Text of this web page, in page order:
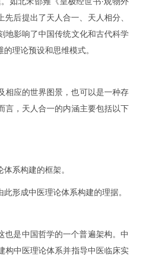
后提出了天人合一、天人相分、
地影响了中国传统文化和古代科学
理论预设和思维模式。
相应的世界图景，也可以是一种存
言，天人合一的内涵主要包括以下
系构建的框架。
形成中医理论体系构建的理据。
也是中国哲学的一个普遍架构。中
构中医理论体系并指导中医临床实